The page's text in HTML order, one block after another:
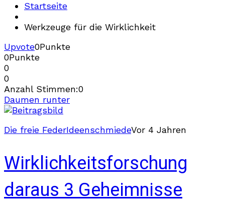
Startseite
Werkzeuge für die Wirklichkeit
Upvote0Punkte
0Punkte
0
0
Anzahl Stimmen:0
Daumen runter
Die freie FederIdeenschmiedeVor 4 Jahren
Wirklichkeitsforschung
daraus 3 Geheimnisse